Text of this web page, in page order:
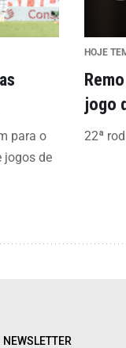
para o
jogos de
HOJE
jogo
22ª
NEWSLETTER